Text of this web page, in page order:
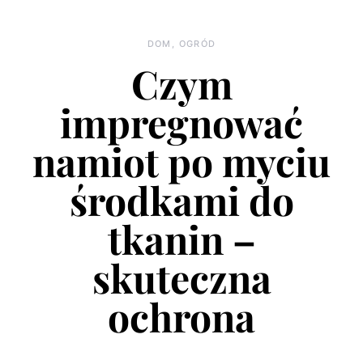
DOM, OGRÓD
Czym
impregnować
namiot po myciu
środkami do
tkanin –
skuteczna
ochrona